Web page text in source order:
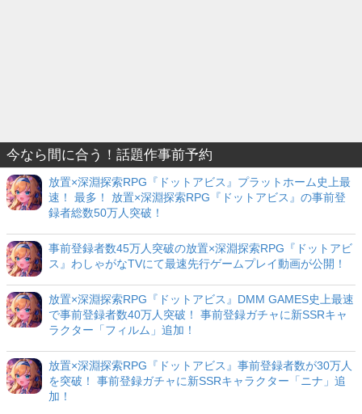
今なら間に合う！話題作事前予約
放置×深淵探索RPG『ドットアビス』プラットホーム史上最
速！ 最多！ 放置×深淵探索RPG『ドットアビス』の事前登
録者総数50万人突破！
事前登録者数45万人突破の放置×深淵探索RPG『ドットアビ
ス』わしゃがなTVにて最速先行ゲームプレイ動画が公開！
放置×深淵探索RPG『ドットアビス』DMM GAMES史上最速
で事前登録者数40万人突破！ 事前登録ガチャに新SSRキャ
ラクター「フィルム」追加！
放置×深淵探索RPG『ドットアビス』事前登録者数が30万人
を突破！ 事前登録ガチャに新SSRキャラクター「ニナ」追
加！